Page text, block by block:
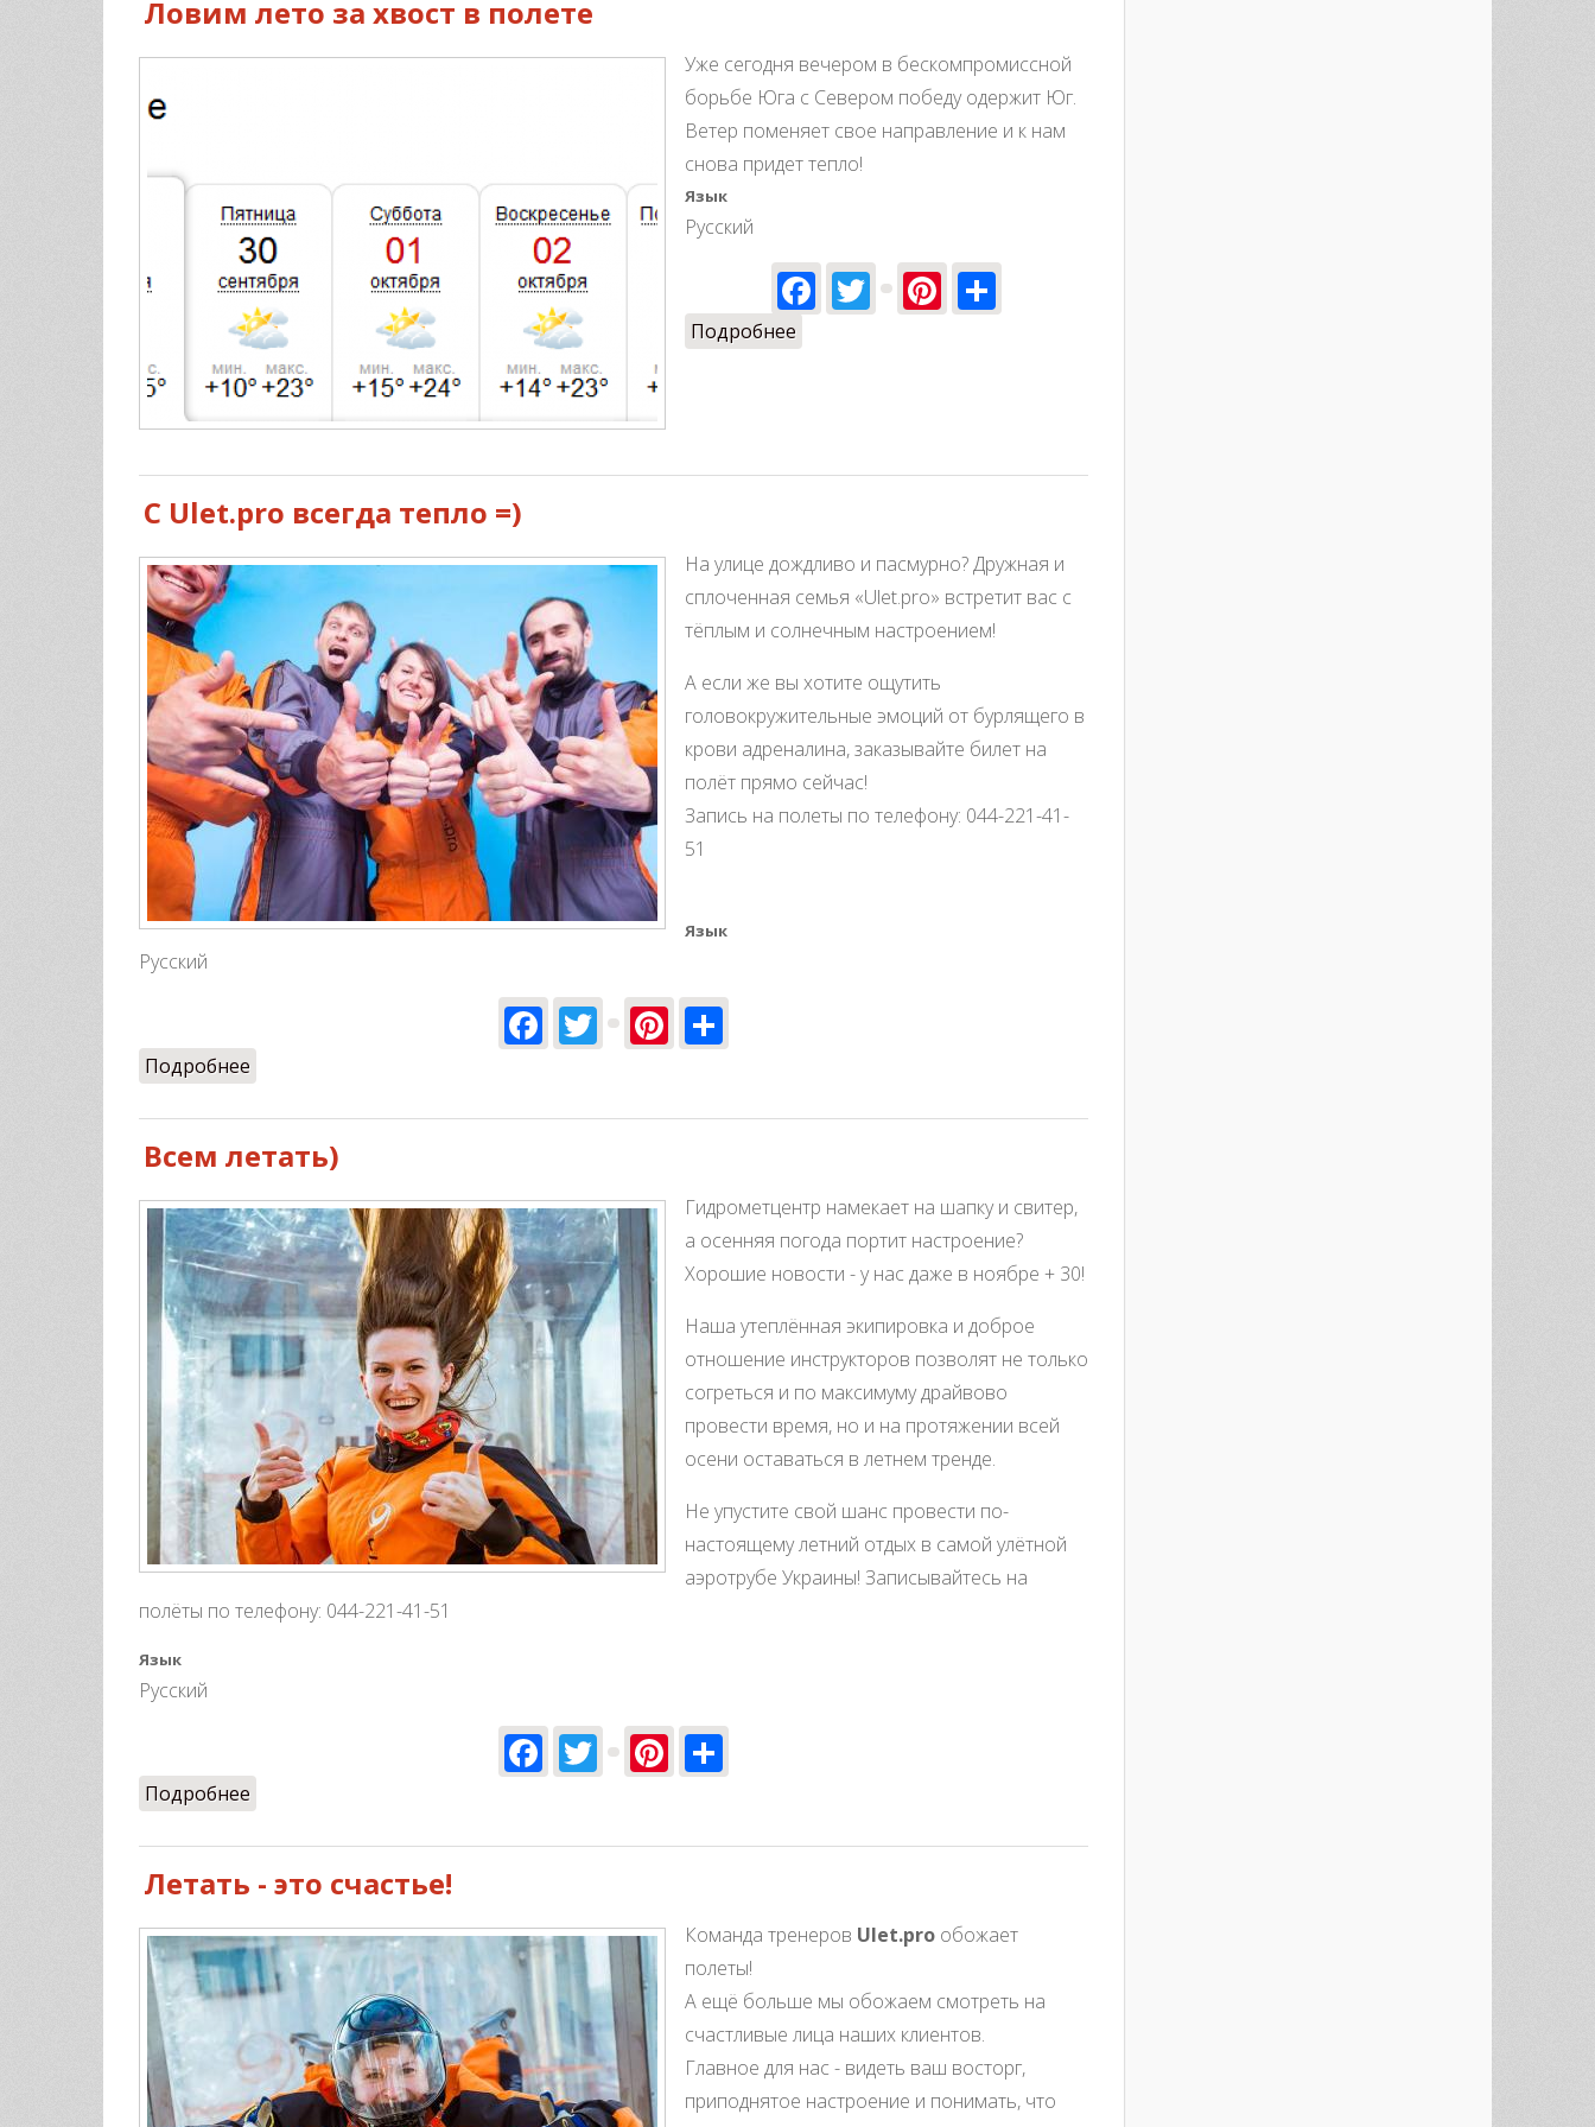
Ловим лето за хвост в полете
Уже сегодня вечером в бескомпромиссной
борьбе Юга с Севером победу одержит Юг.
Ветер поменяет свое направление и к нам
снова придет тепло!
Язык
Русский
Facebook
TwitterPinterest
Подробнее
С Ulet.pro всегда тепло =)
На улице дождливо и пасмурно? Дружная и
сплоченная семья «Ulet.pro» встретит вас с
тёплым и солнечным настроением!
А если же вы хотите ощутить
головокружительные эмоций от бурлящего в
крови адреналина, заказывайте билет на
полёт прямо сейчас!
Запись на полеты по телефону: 044-221-41-
51
Язык
Русский
Facebook
TwitterPinterest
Подробнее
Всем летать)
Гидрометцентр намекает на шапку и свитер,
а осенняя погода портит настроение?
Хорошие новости - у нас даже в ноябре + 30!
Наша утеплённая экипировка и доброе
отношение инструкторов позволят не только
согреться и по максимуму драйвово
провести время, но и на протяжении всей
осени оставаться в летнем тренде.
Не упустите свой шанс провести по-
настоящему летний отдых в самой улётной
аэротрубе Украины! Записывайтесь на
полёты по телефону: 044-221-41-51
Язык
Русский
Facebook
TwitterPinterest
Подробнее
Летать - это счастье!
Команда тренеров Ulet.pro обожает
полеты!
А ещё больше мы обожаем смотреть на
счастливые лица наших клиентов.
Главное для нас - видеть ваш восторг,
приподнятое настроение и понимать, что